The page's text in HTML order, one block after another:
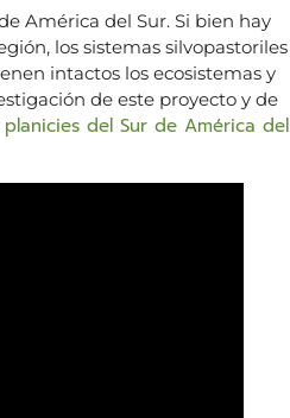
América del Sur. Si bien hay
los sistemas silvopastoriles
intactos los ecosistemas y
de este proyecto y de
del Sur de América del